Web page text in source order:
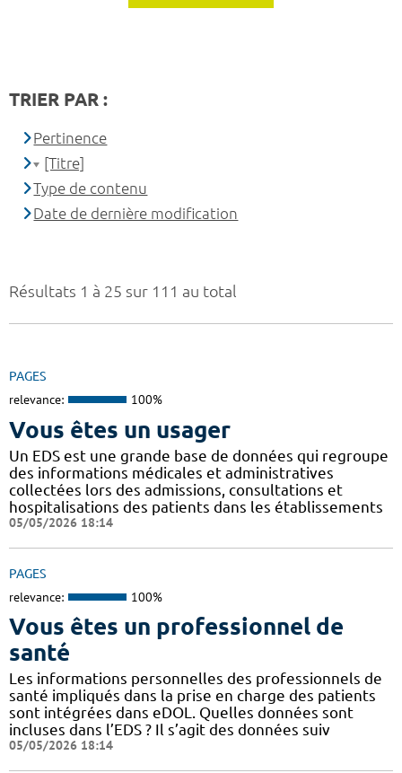
Résultats 1 à 25 sur 111 au total
PAGES
relevance: 100%
Vous êtes un usager
Un EDS est une grande base de données qui regroupe
des informations médicales et administratives
collectées lors des admissions, consultations et
hospitalisations des patients dans les établissements
05/05/2026 18:14
PAGES
relevance: 100%
Vous êtes un professionnel de
santé
Les informations personnelles des professionnels de
santé impliqués dans la prise en charge des patients
sont intégrées dans eDOL. Quelles données sont
incluses dans l’EDS ? Il s’agit des données suiv
05/05/2026 18:14
TRIER PAR :
Pertinence
[Titre]
Type de contenu
Date de dernière modification